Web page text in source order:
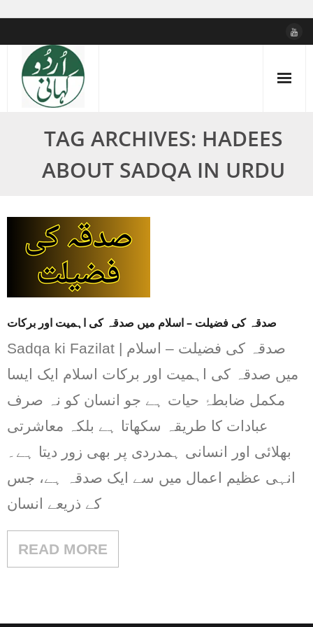
content
TAG ARCHIVES: HADEES
ABOUT SADQA IN URDU
صدقہ کی فضیلت – اسلام میں صدقہ کی اہمیت اور برکات
Sadqa ki Fazilat | صدقہ کی فضیلت – اسلام
میں صدقہ کی اہمیت اور برکات اسلام ایک ایسا
مکمل ضابطۂ حیات ہے جو انسان کو نہ صرف
عبادات کا طریقہ سکھاتا ہے بلکہ معاشرتی
بھلائی اور انسانی ہمدردی پر بھی زور دیتا ہے۔
انہی عظیم اعمال میں سے ایک صدقہ ہے، جس
کے ذریعے انسان
READ MORE